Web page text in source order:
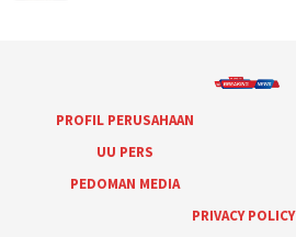
PROFIL PERUSAHAAN
UU PERS
PEDOMAN MEDIA
PRIVACY POLICY